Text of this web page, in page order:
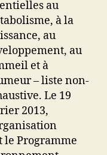
au
à la
au
au
et à
– liste non-
Le 19
2013,
le Programme